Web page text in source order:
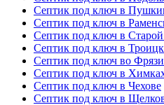
Септик под ключ в
Септик под ключ в
Септик под ключ в
Септик под ключ в
Септик под ключ во
Септик под ключ в
Септик под ключ в Чехове
Септик под ключ в